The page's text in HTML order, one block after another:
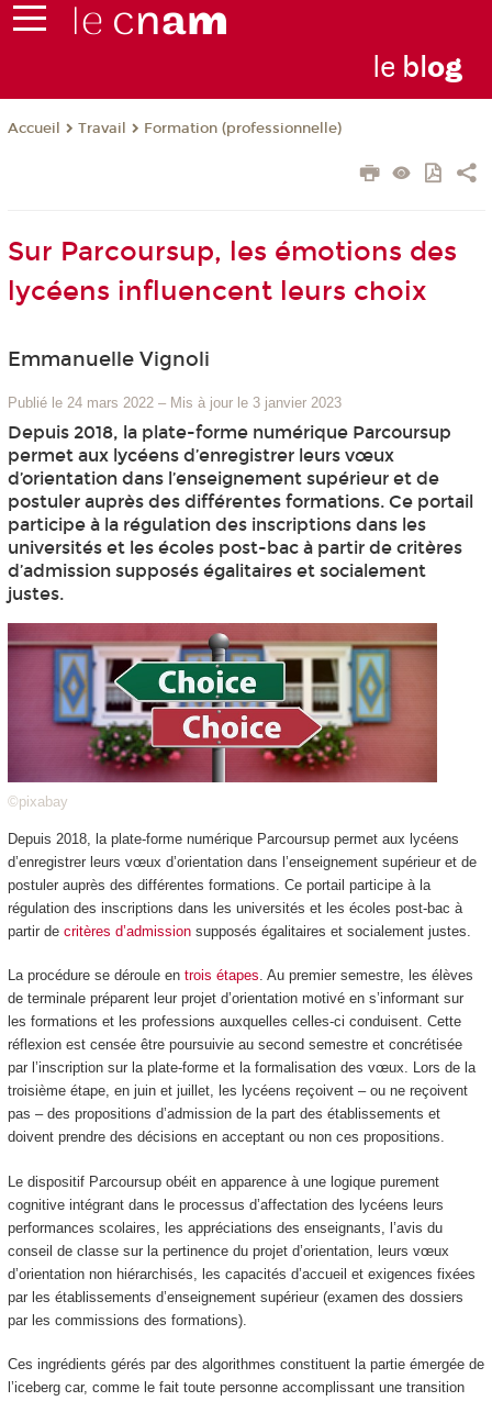
le blog
Accueil Travail Formation (professionnelle)
Sur Parcoursup, les émotions des
lycéens influencent leurs choix
Emmanuelle Vignoli
Publié le 24 mars 2022 – Mis à jour le 3 janvier 2023
Depuis 2018, la plate-forme numérique Parcoursup
permet aux lycéens d’enregistrer leurs vœux
d’orientation dans l’enseignement supérieur et de
postuler auprès des différentes formations. Ce portail
participe à la régulation des inscriptions dans les
universités et les écoles post-bac à partir de critères
d’admission supposés égalitaires et socialement
justes.
©pixabay
Depuis 2018, la plate-forme numérique Parcoursup permet aux lycéens
d’enregistrer leurs vœux d’orientation dans l’enseignement supérieur et de
postuler auprès des différentes formations. Ce portail participe à la
régulation des inscriptions dans les universités et les écoles post-bac à
partir de critères d’admissionsupposés égalitaires et socialement justes.
La procédure se déroule en trois étapes. Au premier semestre, les élèves
de terminale préparent leur projet d’orientation motivé en s’informant sur
les formations et les professions auxquelles celles-ci conduisent. Cette
réflexion est censée être poursuivie au second semestre et concrétisée
par l’inscription sur la plate-forme et la formalisation des vœux. Lors de la
troisième étape, en juin et juillet, les lycéens reçoivent – ou ne reçoivent
pas – des propositions d’admission de la part des établissements et
doivent prendre des décisions en acceptant ou non ces propositions.
Le dispositif Parcoursup obéit en apparence à une logique purement
cognitive intégrant dans le processus d’affectation des lycéens leurs
performances scolaires, les appréciations des enseignants, l’avis du
conseil de classe sur la pertinence du projet d’orientation, leurs vœux
d’orientation non hiérarchisés, les capacités d’accueil et exigences fixées
par les établissements d’enseignement supérieur (examen des dossiers
par les commissions des formations).
Ces ingrédients gérés par des algorithmes constituent la partie émergée de
l’iceberg car, comme le fait toute personne accomplissant une transition